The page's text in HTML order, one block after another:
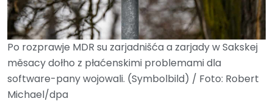
Po rozprawje MDR su zarjadnišća a zarjady w Sakskej
měsacy dołho z płaćenskimi problemami dla
software-pany wojowali. (Symbolbild) / Foto: Robert
Michael/dpa